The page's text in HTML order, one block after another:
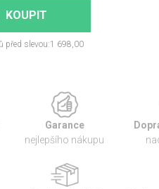
KOUPIT
před slevou:1 698,00
Garance
nejlepšího nákupu